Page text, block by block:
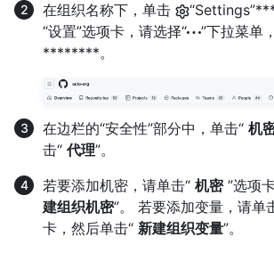
在组织名称下，单击
“设置”选项卡，请选择“
”下拉菜单
********。
在边栏的“安全性”部分中，单击“ 机
击“ 代理”。
若要添加机密，请单击“ 机密”选项
建组织机密”。 若要添加变量，请单
卡，然后单击“ 新建组织变量”。